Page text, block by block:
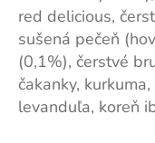
red delicious,
sušená pečeň
(0,1%), čerstvé
čakanky,
levanduľa, koreň